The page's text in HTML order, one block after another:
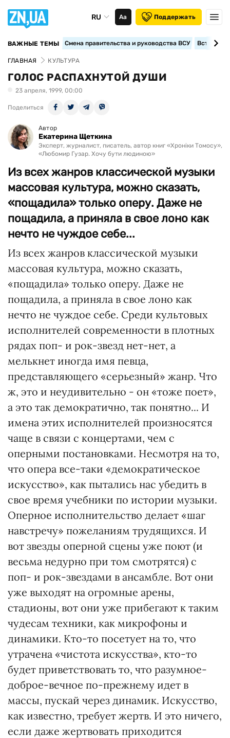
RU Аа Поддержать
ВАЖНЫЕ ТЕМЫ Смена правительства и руководства ВСУ
ГЛАВНАЯ КУЛЬТУРА
ГОЛОС РАСПАХНУТОЙ ДУШИ
23 апреля, 1999, 00:00
Поделиться
Автор
Екатерина Щеткина
Эксперт, журналист, писатель, автор книг «Хроніки Томосу»,
«Любомир Гузар. Хочу бути людиною»
Из всех жанров классической музыки
массовая культура, можно сказать,
«пощадила» только оперу. Даже не
пощадила, а приняла в свое лоно как
нечто не чуждое себе...
Из всех жанров классической музыки
массовая культура, можно сказать,
«пощадила» только оперу. Даже не
пощадила, а приняла в свое лоно как
нечто не чуждое себе. Среди культовых
исполнителей современности в плотных
рядах поп- и рок-звезд нет-нет, а
мелькнет иногда имя певца,
представляющего «серьезный» жанр. Что
ж, это и неудивительно - он «тоже поет»,
а это так демократично, так понятно... И
имена этих исполнителей произносятся
чаще в связи с концертами, чем с
оперными постановками. Несмотря на то,
что опера все-таки «демократическое
искусство», как пытались нас убедить в
свое время учебники по истории музыки.
Оперное исполнительство делает «шаг
навстречу» пожеланиям трудящихся. И
вот звезды оперной сцены уже поют (и
весьма недурно при том смотрятся) с
поп- и рок-звездами в ансамбле. Вот они
уже выходят на огромные арены,
стадионы, вот они уже прибегают к таким
чудесам техники, как микрофоны и
динамики. Кто-то посетует на то, что
утрачена «чистота искусства», кто-то
будет приветствовать то, что разумное-
доброе-вечное по-прежнему идет в
массы, пускай через динамик. Искусство,
как известно, требует жертв. И это ничего,
если даже жертвовать приходится